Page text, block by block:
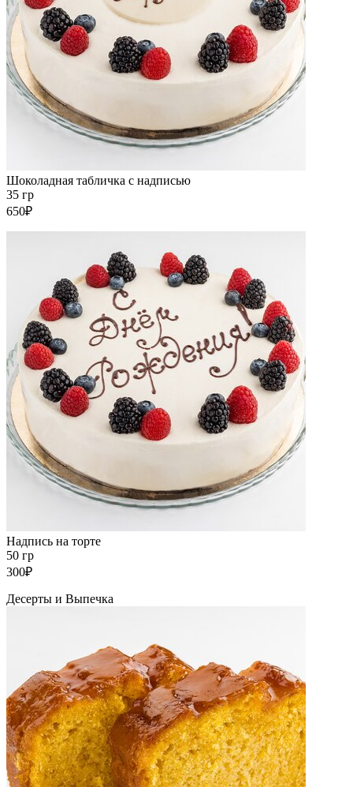
Шоколадная табличка с надписью
35 гр
650₽
Надпись на торте
50 гр
300₽
Десерты и Выпечка